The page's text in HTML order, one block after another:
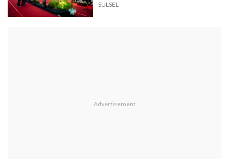
SULSEL